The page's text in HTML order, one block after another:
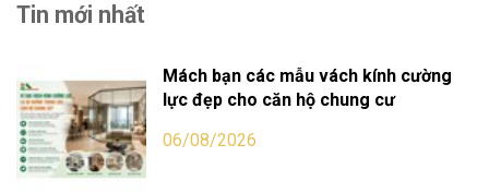
Tin mới nhất
Mách bạn các mẫu vách kính cường
lực đẹp cho căn hộ chung cư
06/08/2026